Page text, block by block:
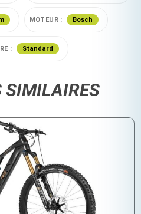
MOTEUR : Bosch
: Standard
SIMILAIRES